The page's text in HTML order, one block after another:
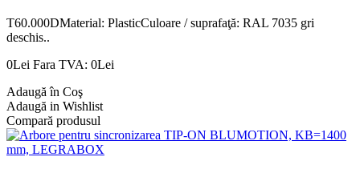
T60.000DMaterial: PlasticCuloare / suprafaţă: RAL 7035 gri
deschis..
0Lei Fara TVA: 0Lei
Adaugă în Coş
Adaugă in Wishlist
Compară produsul